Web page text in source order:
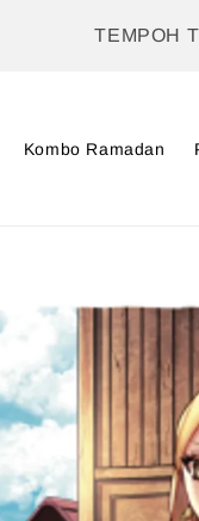
TEMPOH
Kombo Ramadan